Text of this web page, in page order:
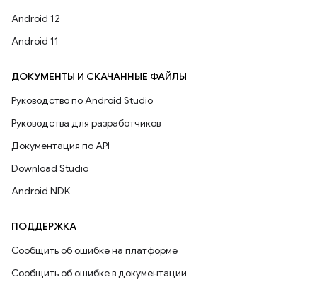
Android 12
Android 11
ДОКУМЕНТЫ И СКАЧАННЫЕ ФАЙЛЫ
Руководство по Android Studio
Руководства для разработчиков
Документация по API
Download Studio
Android NDK
ПОДДЕРЖКА
Сообщить об ошибке на платформе
Сообщить об ошибке в документации